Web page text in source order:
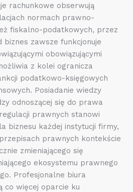
rachunkowe obserwują
normach prawno-
fiskalno-podatkowych, przez
biznes zawsze funkcjonuje
obowiązującymi
z kolei ogranicza
podatkowo-księgowych
Posiadanie wiedzy
odnoszącej się do prawa
prawnych stanowi
biznesu każdej instytucji firmy,
prawnych kontekście
zmieniającego się
ekosystemu prawnego
Profesjonalne biura
co więcej oparcie ku